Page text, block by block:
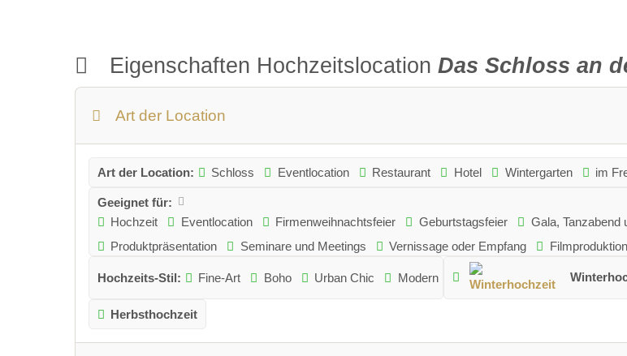
Eigenschaften HochzeitslocationDas Schloss an
Art der Location
Art der Location: Schloss Eventlocation Restaurant Hotel Wintergarten im
Geeignet für:
Hochzeit
Eventlocation Firmenweihnachtsfeier Geburtstagsfeier Gala, Tanzabend
Produktpräsentation
Seminare und Meetings Vernissage oder Empfang
Hochzeits-Stil: Fine-Art Boho Urban Chic Modern
Herbsthochzeit